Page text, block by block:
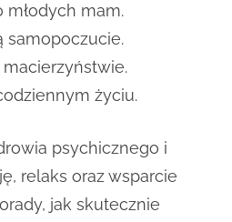
mam.
samopoczucie.
życiu.
psychicznego i
relaks oraz wsparcie
jak skutecznie